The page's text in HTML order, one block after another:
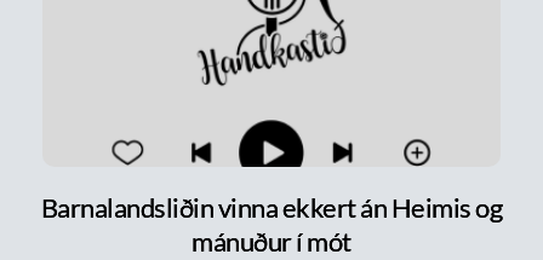
Barnalandsliðin vinna ekkert án Heimis og
mánuður í mót